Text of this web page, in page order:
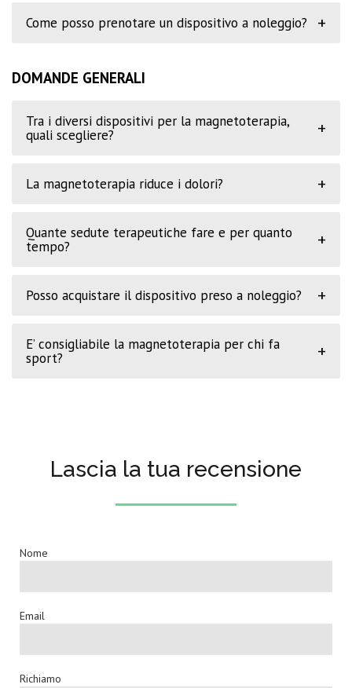
Come posso prenotare un dispositivo a noleggio? +
DOMANDE GENERALI
Tra i diversi dispositivi per la magnetoterapia,
quali scegliere?
+
La magnetoterapia riduce i dolori? +
Quante sedute terapeutiche fare e per quanto
tempo?
+
Posso acquistare il dispositivo preso a noleggio? +
E’ consigliabile la magnetoterapia per chi fa
sport?
+
Lascia la tua recensione
Nome
Email
Richiamo